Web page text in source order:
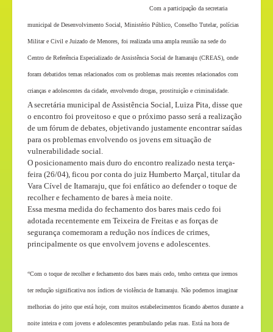
Com a participação da secretaria
municipal de Desenvolvimento Social, Ministério Público, Conselho Tutelar, polícias
Militar e Civil e Juizado de Menores, foi realizada uma ampla reunião na sede do
Centro de Referência Especializado de Assistência Social de Itamaraju (CREAS), onde
foram debatidos temas relacionados com os problemas mais recentes relacionados com
crianças e adolescentes da cidade, envolvendo drogas, prostituição e criminalidade.
A secretária municipal de Assistência Social, Luiza Pita, disse que
o encontro foi proveitoso e que o próximo passo será a realização
de um fórum de debates, objetivando justamente encontrar saídas
para os problemas envolvendo os jovens em situação de
vulnerabilidade social.
O posicionamento mais duro do encontro realizado nesta terça-
feira (26/04), ficou por conta do juiz Humberto Marçal, titular da
Vara Cível de Itamaraju, que foi enfático ao defender o toque de
recolher e fechamento de bares à meia noite.
Essa mesma medida do fechamento dos bares mais cedo foi
adotada recentemente em Teixeira de Freitas e as forças de
segurança comemoram a redução nos índices de crimes,
principalmente os que envolvem jovens e adolescentes.
“Com o toque de recolher e fechamento dos bares mais cedo, tenho certeza que iremos
ter redução significativa nos índices de violência de Itamaraju. Não podemos imaginar
melhorias do jeito que está hoje, com muitos estabelecimentos ficando abertos durante a
noite inteira e com jovens e adolescentes perambulando pelas ruas. Está na hora de